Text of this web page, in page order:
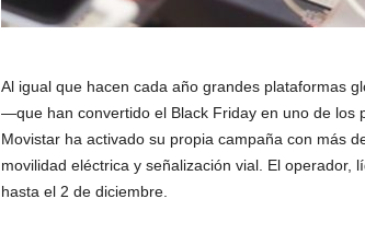
Al igual que hacen cada año grandes plataformas
—que han convertido el Black Friday en uno de
Movistar ha activado su propia campaña con más
movilidad eléctrica y señalización vial. El
hasta el 2 de diciembre.